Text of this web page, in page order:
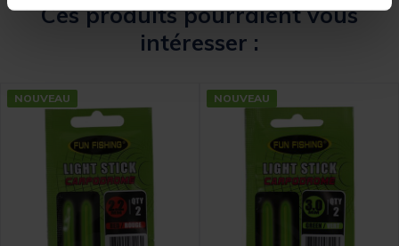
Ces produits pourraient vous
intéresser :
NOUVEAU NOUVEAU